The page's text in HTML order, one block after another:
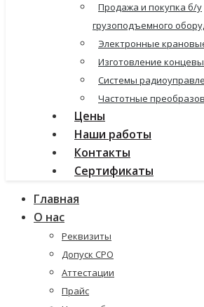
Продажа и покупка б/у
грузоподъемного
Электронные
Изготовление
Системы
Частотные
Цены
Наши работы
Контакты
Сертификаты
Главная
О нас
Реквизиты
Допуск СРО
Аттестации
Прайс